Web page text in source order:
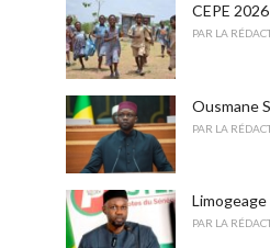
CEPE
PAR LA
Ousmane
PAR LA
PAR LA